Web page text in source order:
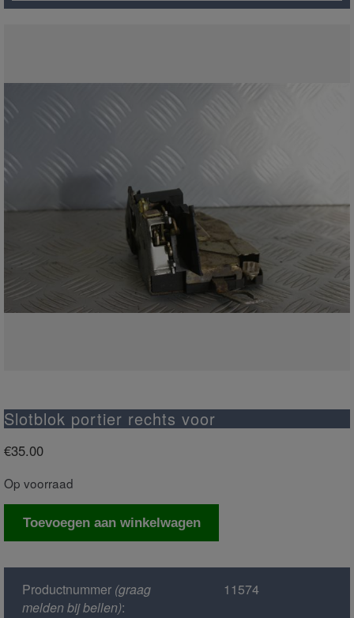
Slotblok portier rechts voor
€35.00
Op voorraad
Slotblok
aantal
Toevoegen aan winkelwagen
Productnummer(graag
melden bij bellen):
11574